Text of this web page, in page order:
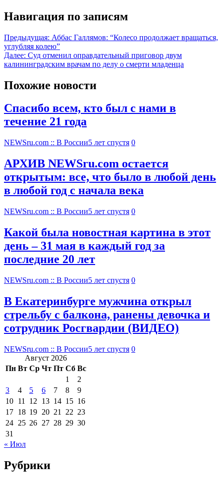
Навигация по записям
Предыдущая: Аббас Галлямов: “Колесо продолжает вращаться,
углубляя колею”
Далее: Суд отменил оправдательный приговор двум
калининградским врачам по делу о смерти младенца
Похожие новости
Спасибо всем, кто был с нами в
течение 21 года
NEWSru.com :: В России5 лет спустя 0
АРХИВ NEWSru.com остается
открытым: все, что было в любой день
в любой год с начала века
NEWSru.com :: В России5 лет спустя 0
Какой была новостная картина в этот
день – 31 мая в каждый год за
последние 20 лет
NEWSru.com :: В России5 лет спустя 0
В Екатеринбурге мужчина открыл
стрельбу с балкона, ранены девочка и
сотрудник Росгвардии (ВИДЕО)
NEWSru.com :: В России5 лет спустя 0
Август 2026
Пн Вт Ср Чт Пт Сб Вс
1
2
3
4 5 6 7 8
9
10 11 12 13 14 15 16
17 18 19 20 21 22 23
24 25 26 27 28 29 30
31
« Июл
Рубрики